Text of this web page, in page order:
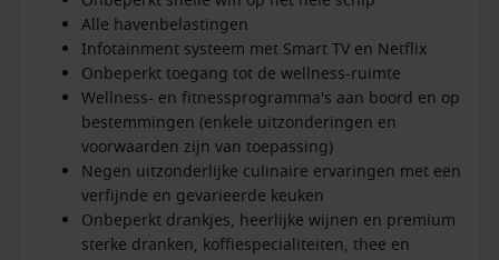
Alle havenbelastingen
Infotainment systeem met Smart TV en Netflix
Onbeperkt toegang tot de wellness-ruimte
Wellness- en fitnessprogramma's aan boord en op
bestemmingen (enkele uitzonderingen en
voorwaarden zijn van toepassing)
Negen uitzonderlijke culinaire ervaringen met een
verfijnde en gevarieerde keuken
Onbeperkt drankjes, heerlijke wijnen en premium
sterke dranken, koffiespecialiteiten, thee en